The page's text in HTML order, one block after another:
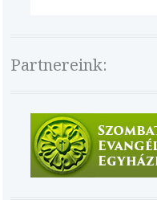
Partnereink: